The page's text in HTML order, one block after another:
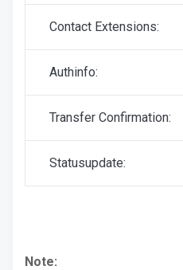
Contact Extensions:
Authinfo:
Transfer Confirmation:
Statusupdate:
Note: